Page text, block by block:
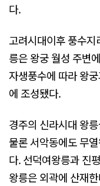
다.
고려시대이후 풍수
릉은 왕궁 월성 주변
자생풍수에 따라 왕
에 조성됐다.
경주의 신라시대 왕
물론 서악동에도 무
다. 선덕여왕릉과 진
왕릉은 외곽에 산재